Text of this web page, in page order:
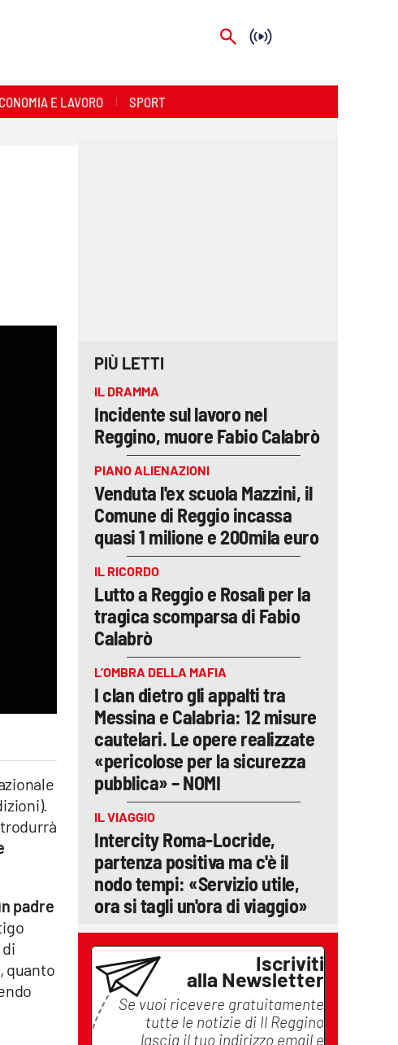
E LAVORO SPORT
padre
quanto
PIÙ LETTI
IL DRAMMA
Incidente sul lavoro nel
Reggino, muore Fabio Calabrò
PIANO ALIENAZIONI
Venduta l'ex scuola Mazzini, il
Comune di Reggio incassa
quasi 1 milione e 200mila euro
IL RICORDO
Lutto a Reggio e Rosalì per la
tragica scomparsa di Fabio
Calabrò
L’OMBRA DELLA MAFIA
I clan dietro gli appalti tra
Messina e Calabria: 12 misure
cautelari. Le opere realizzate
«pericolose per la sicurezza
pubblica» – NOMI
IL VIAGGIO
Intercity Roma-Locride,
partenza positiva ma c'è il
nodo tempi: «Servizio utile,
ora si tagli un'ora di viaggio»
Iscriviti
alla Newsletter
Se vuoi ricevere gratuitamente
tutte le notizie di Il Reggino
lascia il tuo indirizzo email e